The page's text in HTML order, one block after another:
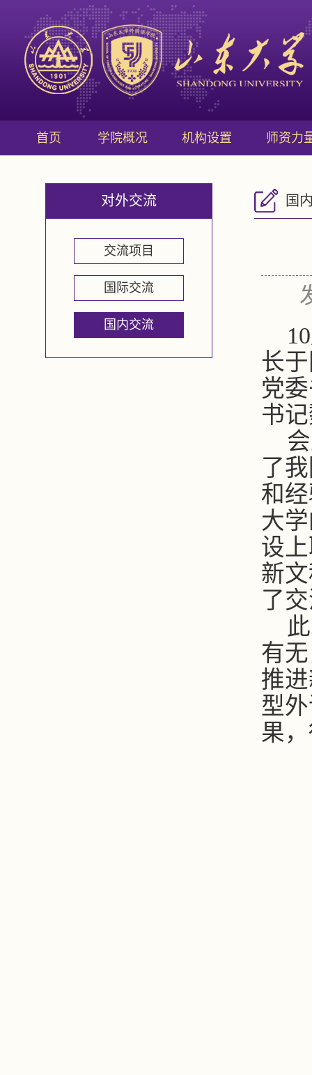
首页 学院概况 机构设置 师资力
对外交流
交流项目
国际交流
国内交流
国
10
长
党
书
了
和
大
设
新
了
有
推
型
果